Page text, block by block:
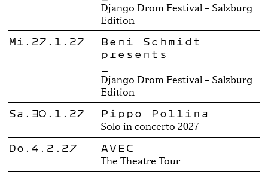
Django Drom Festival – Salzburg
Edition
Mi.27.1.27
Beni Schmidt
presents
Django Drom Festival – Salzburg
Edition
Sa.30.1.27 Pippo Pollina
Solo in concerto 2027
Do.4.2.27 AVEC
The Theatre Tour